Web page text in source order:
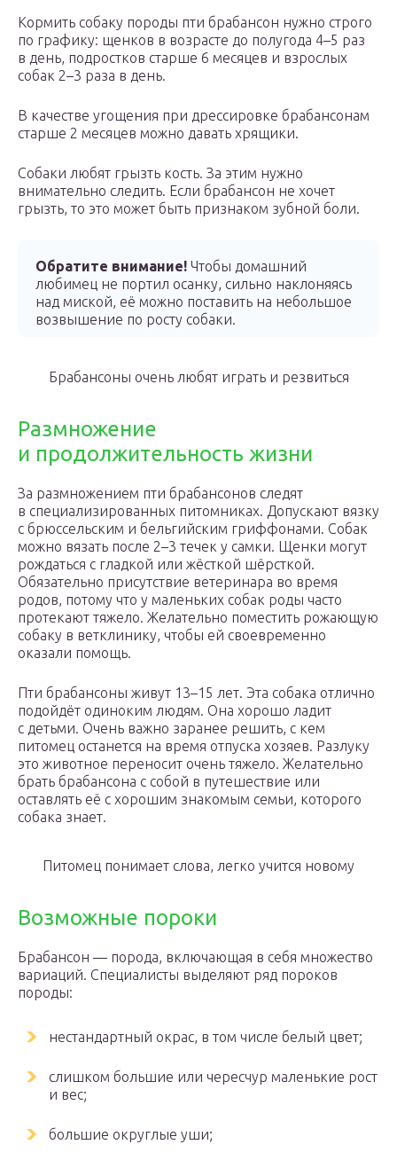
Кормить собаку породы пти брабансон нужно строго
по графику: щенков в возрасте до полугода 4–5 раз
в день, подростков старше 6 месяцев и взрослых
собак 2–3 раза в день.
В качестве угощения при дрессировке брабансонам
старше 2 месяцев можно давать хрящики.
Собаки любят грызть кость. За этим нужно
внимательно следить. Если брабансон не хочет
грызть, то это может быть признаком зубной боли.
Обратите внимание! Чтобы домашний
любимец не портил осанку, сильно наклоняясь
над миской, её можно поставить на небольшое
возвышение по росту собаки.
Брабансоны очень любят играть и резвиться
Размножение
и продолжительность жизни
За размножением пти брабансонов следят
в специализированных питомниках. Допускают вязку
с брюссельским и бельгийским гриффонами. Собак
можно вязать после 2–3 течек у самки. Щенки могут
рождаться с гладкой или жёсткой шёрсткой.
Обязательно присутствие ветеринара во время
родов, потому что у маленьких собак роды часто
протекают тяжело. Желательно поместить рожающую
собаку в ветклинику, чтобы ей своевременно
оказали помощь.
Пти брабансоны живут 13–15 лет. Эта собака отлично
подойдёт одиноким людям. Она хорошо ладит
с детьми. Очень важно заранее решить, с кем
питомец останется на время отпуска хозяев. Разлуку
это животное переносит очень тяжело. Желательно
брать брабансона с собой в путешествие или
оставлять её с хорошим знакомым семьи, которого
собака знает.
Питомец понимает слова, легко учится новому
Возможные пороки
Брабансон — порода, включающая в себя множество
вариаций. Специалисты выделяют ряд пороков
породы:
нестандартный окрас, в том числе белый цвет;
слишком большие или чересчур маленькие рост
и вес;
большие округлые уши;